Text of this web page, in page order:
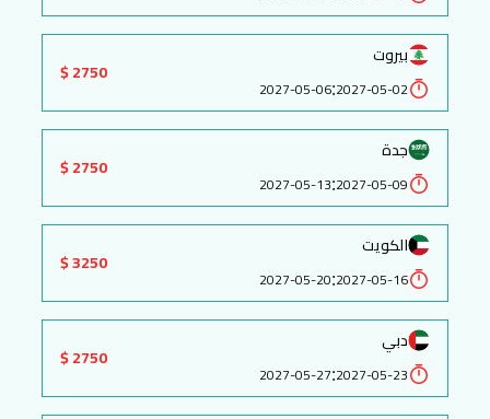
بيروت
2027-05-02
:
2027-05-06
2750 $
جدة
2027-05-09
:
2027-05-13
2750 $
الكويت
2027-05-16
:
2027-05-20
3250 $
دبي
2027-05-23
:
2027-05-27
2750 $